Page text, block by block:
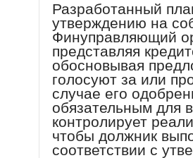
Разработанный
утверждению на
Финуправляющий
представляя
обосновывая
голосуют за или
случае его
обязательным для
контролирует
чтобы должник
соответствии с